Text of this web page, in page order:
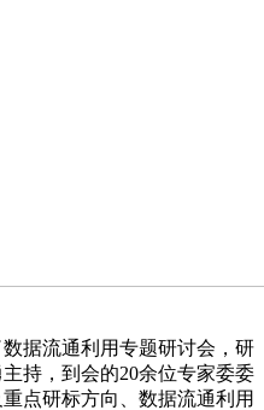
据流通利用专题研讨会，研
持，到会的20余位专家委委
点研标方向、数据流通利用